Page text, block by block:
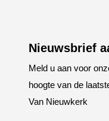
Nieuwsbrief
Meld u aan voor
hoogte van de
Van Nieuwkerk